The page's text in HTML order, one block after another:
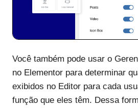
Você também pode usar o
no Elementor para determinar
exibidos no Editor para cada
função que eles têm. Dessa